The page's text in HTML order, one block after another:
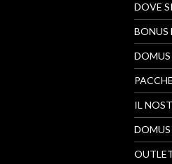
DOVE
BONUS
IL
DOMUS